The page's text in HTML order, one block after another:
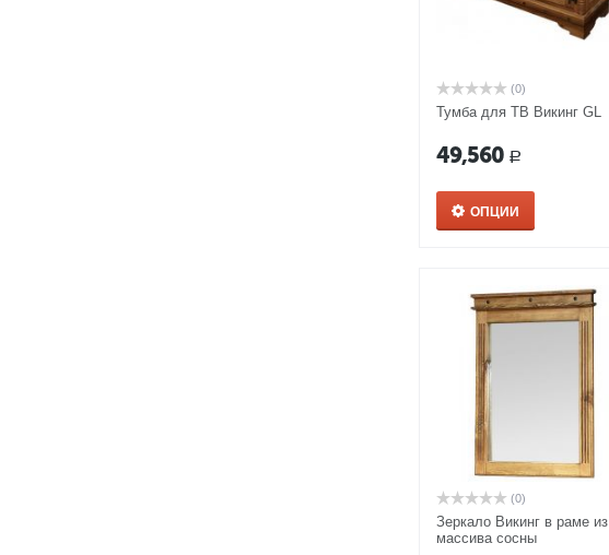
(0)
Тумба для ТВ Викинг GL
49,560 Р
ОПЦИИ
(0)
Зеркало Викинг в раме из
массива сосны